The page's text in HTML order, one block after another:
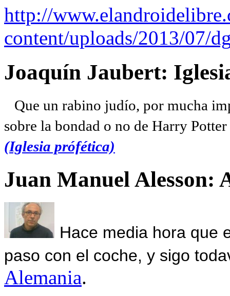
http://
content/uploads/2013/07/
Joaquín Jaubert:
Que un rabino judío, por mucha
sobre la bondad o no de Harry
(Iglesia prófética)
Juan Manuel Alesson:
Hace media hora que
paso con el coche, y sigo
Alemania.